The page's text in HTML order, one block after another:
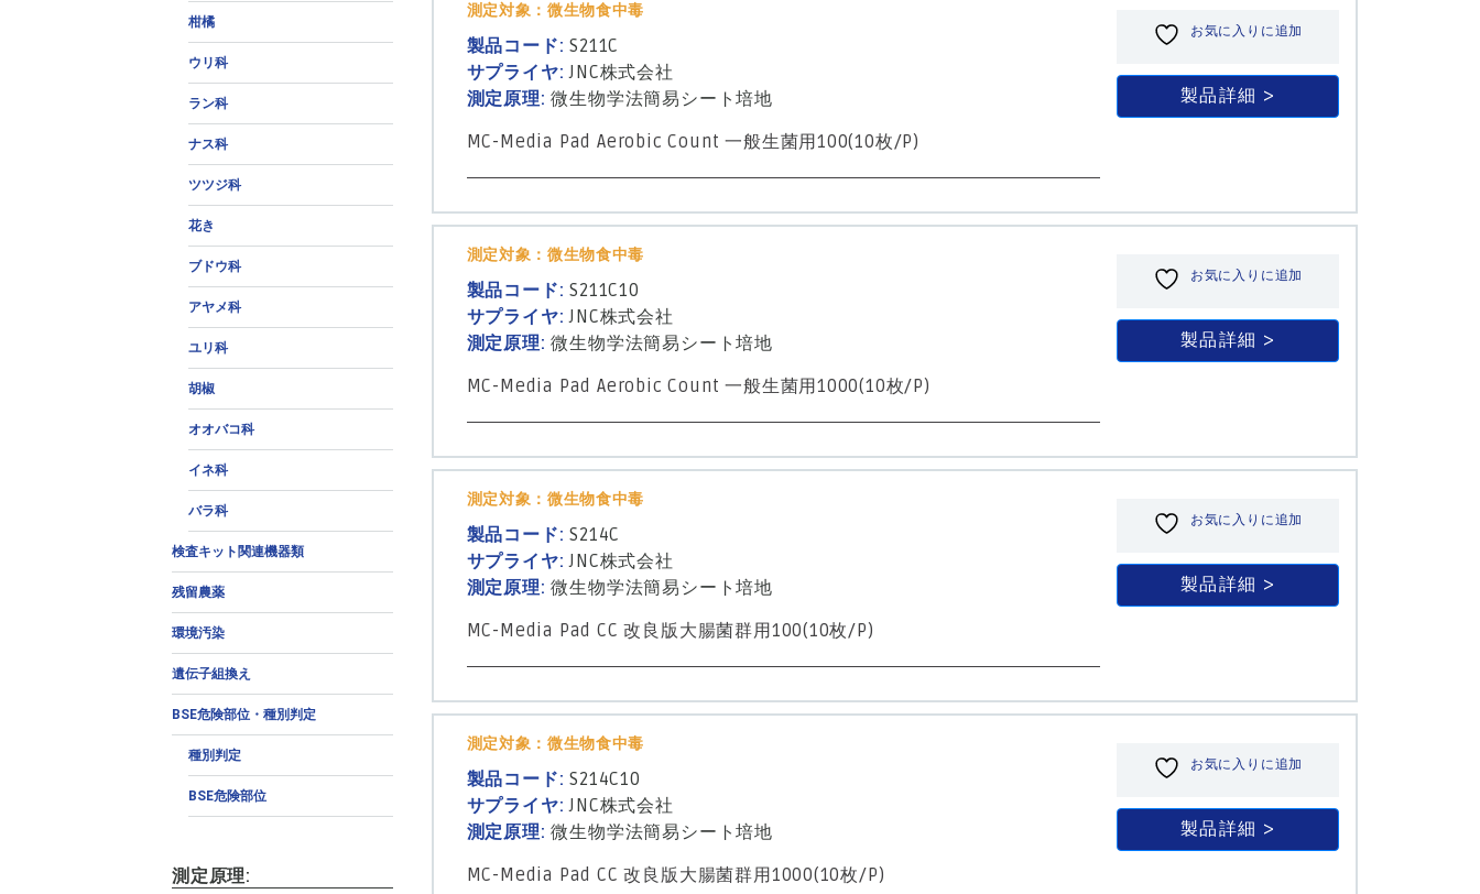
柑橘
ウリ科
ラン科
ナス科
ツツジ科
花き
ブドウ科
アヤメ科
ユリ科
胡椒
オオバコ科
イネ科
バラ科
検査キット関連機器類
残留農薬
環境汚染
遺伝子組換え
BSE危険部位・種別判定
種別判定
BSE危険部位
測定原理:
測定対象：微生物食中毒
製品コード:S211C
サプライヤ:JNC株式会社
測定原理:微生物学法簡易シート培地
MC-Media Pad Aerobic Count 一般生菌用100(10枚/P)
お気に入りに追加
製品詳細
測定対象：微生物食中毒
製品コード:S211C10
サプライヤ:JNC株式会社
測定原理:微生物学法簡易シート培地
MC-Media Pad Aerobic Count 一般生菌用1000(10枚/P)
お気に入りに追加
製品詳細
測定対象：微生物食中毒
製品コード:S214C
サプライヤ:JNC株式会社
測定原理:微生物学法簡易シート培地
MC-Media Pad CC 改良版大腸菌群用100(10枚/P)
お気に入りに追加
製品詳細
測定対象：微生物食中毒
製品コード:S214C10
サプライヤ:JNC株式会社
測定原理:微生物学法簡易シート培地
MC-Media Pad CC 改良版大腸菌群用1000(10枚/P)
お気に入りに追加
製品詳細